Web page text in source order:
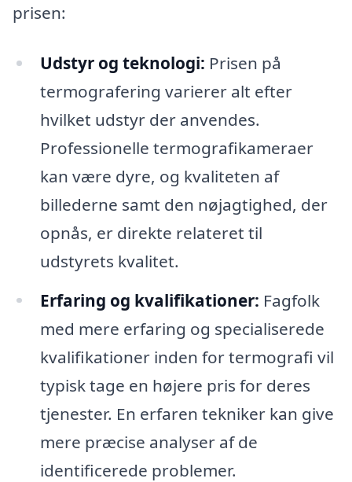
prisen:
Udstyr og teknologi: Prisen på
termografering varierer alt efter
hvilket udstyr der anvendes.
Professionelle termografikameraer
kan være dyre, og kvaliteten af
billederne samt den nøjagtighed, der
opnås, er direkte relateret til
udstyrets kvalitet.
Erfaring og kvalifikationer: Fagfolk
med mere erfaring og specialiserede
kvalifikationer inden for termografi vil
typisk tage en højere pris for deres
tjenester. En erfaren tekniker kan give
mere præcise analyser af de
identificerede problemer.